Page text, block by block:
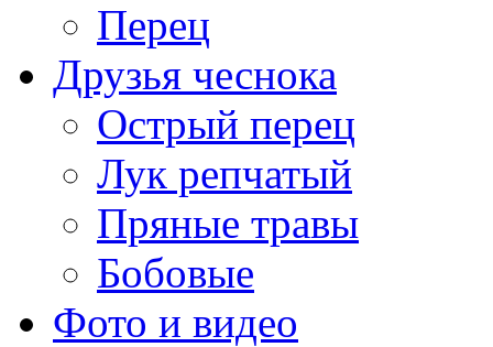
Перец
Друзья чеснока
Острый перец
Лук репчатый
Пряные травы
Бобовые
Фото и видео